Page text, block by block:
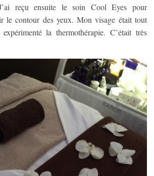
reçu ensuite le soin Cool Eyes pour
le contour des yeux. Mon visage était tout
la thermothérapie. C’était très